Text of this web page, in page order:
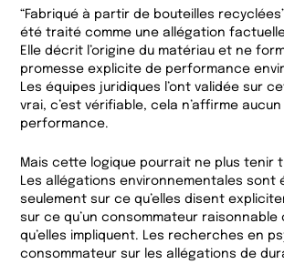
“Fabriqué à partir de bouteilles
été traité comme une allégation
Elle décrit l’origine du matériau et ne
promesse explicite de performance
Les équipes juridiques l’ont validée sur
vrai, c’est vérifiable, cela n’affirme
performance.
Mais cette logique pourrait ne plus tenir
Les allégations environnementales sont
seulement sur ce qu’elles disent
sur ce qu’un consommateur raisonnable
qu’elles impliquent. Les recherches en
consommateur sur les allégations de